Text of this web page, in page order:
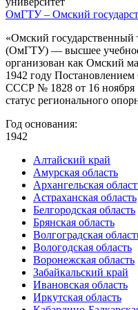
ОмГТУ – Омский
«Омский государственный
(ОмГТУ) — высшее учебное
организован как Омский
1942 году
СССР № 1828 от 16 ноября
статус регионального
Год основания:
1942
Алтайский край
Амурская область
Архангельская
Астраханская область
Белгородская область
Брянская область
Волгоградская
Вологодская область
Воронежская область
Забайкальский край
Ивановская область
Иркутская область